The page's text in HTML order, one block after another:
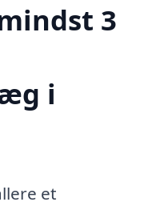
3
i
et